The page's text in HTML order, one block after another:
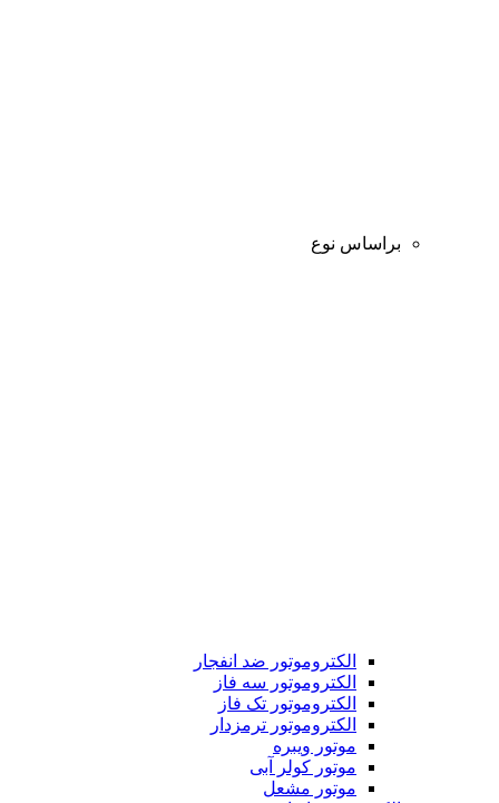
براساس نوع
الکتروموتور ضد انفجار
الکتروموتور سه فاز
الکتروموتور تک فاز
الکتروموتور ترمزدار
موتور ویبره
موتور کولر آبی
موتور مشعل